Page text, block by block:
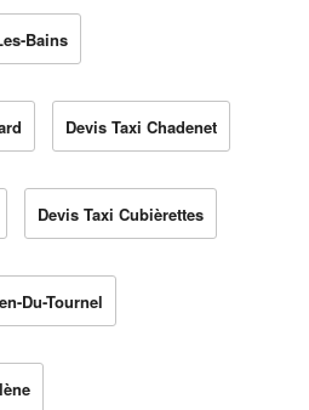
Bains
Devis Taxi Chadenet
Devis Taxi Cubièrettes
Du-Tournel